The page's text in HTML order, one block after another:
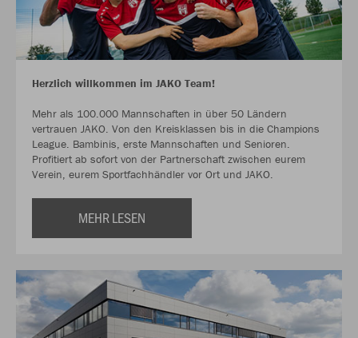
Herzlich willkommen im JAKO Team!
Mehr als 100.000 Mannschaften in über 50 Ländern
vertrauen JAKO. Von den Kreisklassen bis in die Champions
League. Bambinis, erste Mannschaften und Senioren.
Profitiert ab sofort von der Partnerschaft zwischen eurem
Verein, eurem Sportfachhändler vor Ort und JAKO.
MEHR LESEN